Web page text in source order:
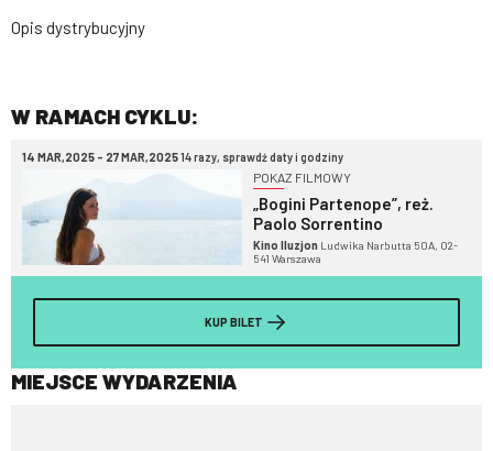
Opis dystrybucyjny
W RAMACH CYKLU:
14 MAR,2025 - 27 MAR,202514 razy, sprawdź daty i godziny
POKAZ FILMOWY
„Bogini Partenope”, reż.
Paolo Sorrentino
Kino Iluzjon Ludwika Narbutta 50A, 02-
541 Warszawa
KUP BILET
MIEJSCE WYDARZENIA